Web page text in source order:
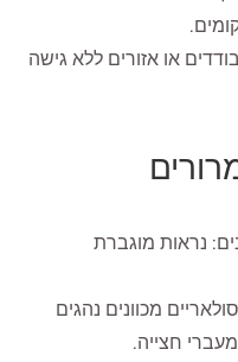
או אזורים ללא גישה
נראות מוגברת
מכוונים נהגים
חצייה.